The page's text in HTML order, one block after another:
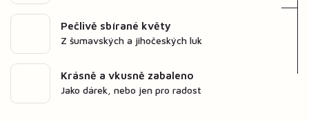
Pečlivě sbírané květy
Z šumavských a jihočeských luk
Krásně a vkusně zabaleno
Jako dárek, nebo jen pro radost